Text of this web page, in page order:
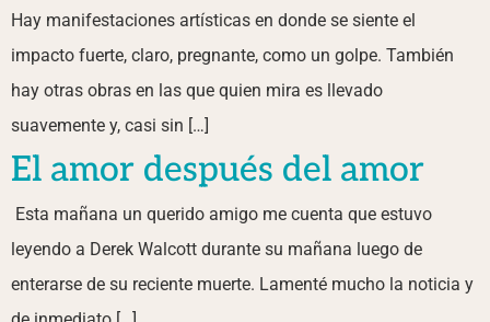
Hay manifestaciones artísticas en donde se siente el
impacto fuerte, claro, pregnante, como un golpe. También
hay otras obras en las que quien mira es llevado
suavemente y, casi sin […]
El amor después del amor
Esta mañana un querido amigo me cuenta que estuvo
leyendo a Derek Walcott durante su mañana luego de
enterarse de su reciente muerte. Lamenté mucho la noticia y